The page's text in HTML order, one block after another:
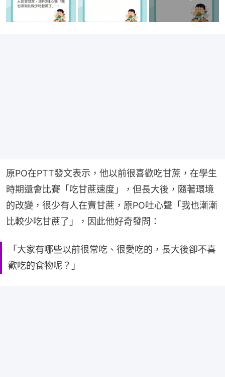
原PO在PTT發文表示，他以前很喜歡吃甘蔗，在學生
時期還會比賽「吃甘蔗速度」，但長大後，隨著環境
的改變，很少有人在賣甘蔗，原PO吐心聲「我也漸漸
比較少吃甘蔗了」，因此他好奇發問：
「大家有哪些以前很常吃、很愛吃的，長大後卻不喜
歡吃的食物呢？」